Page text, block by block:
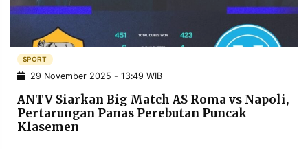
PRIVACY
POLICY
INFORMASI
IKLAN
KIRIM
PENGADUAN TERM
OF
SERVICE
SPORT
29 November 2025 - 13:49 WIB
ANTV Siarkan Big Match AS Roma vs Napoli,
Pertarungan Panas Perebutan Puncak
Klasemen